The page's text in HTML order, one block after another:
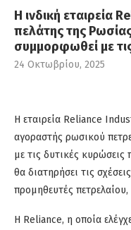
Η ινδική εταιρεία
πελάτης της
συμμορφωθεί με
24 Οκτωβρίου, 2025
Η εταιρεία Reliance
αγοραστής ρωσικού
με τις δυτικές
θα διατηρήσει τις
προμηθευτές
Η Reliance, η οποία